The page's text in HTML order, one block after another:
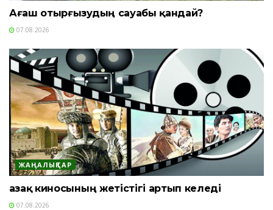
Ағаш отырғызудың сауабы қандай?
07.08.2026
ЖАҢАЛЫҚТАР
Қазақ киносының жетістігі артып келеді
07.08.2026